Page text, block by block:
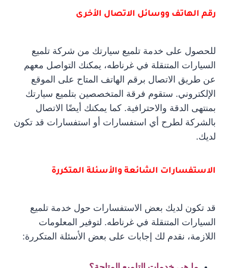
رقم الهاتف ووسائل الاتصال الأخرى
للحصول على خدمة تلميع سيارتك من شركة تلميع
السيارات المتنقلة في غرناطه، يمكنك التواصل معهم
عن طريق الاتصال برقم الهاتف المتاح على الموقع
الإلكتروني. ستقوم فرقة المتخصصين بتلميع سيارتك
بمنتهى الدقة والاحترافية. كما يمكنك أيضًا الاتصال
بالشركة لطرح أي استفسارات أو استفسارات قد تكون
لديك.
الاستفسارات الشائعة والأسئلة المتكررة
قد تكون لديك بعض الاستفسارات حول خدمة تلميع
السيارات المتنقلة في غرناطه. لتوفير المعلومات
اللازمة، نقدم لك إجابات على بعض الأسئلة المتكررة: